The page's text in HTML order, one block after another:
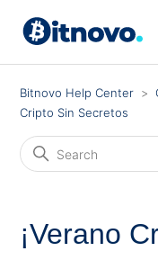
Bitnovo Help Center
Cripto Sin Secretos
¡Verano